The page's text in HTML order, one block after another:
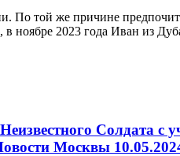
По той же причине
ноябре 2023 года Иван из
Солдата с
Москвы